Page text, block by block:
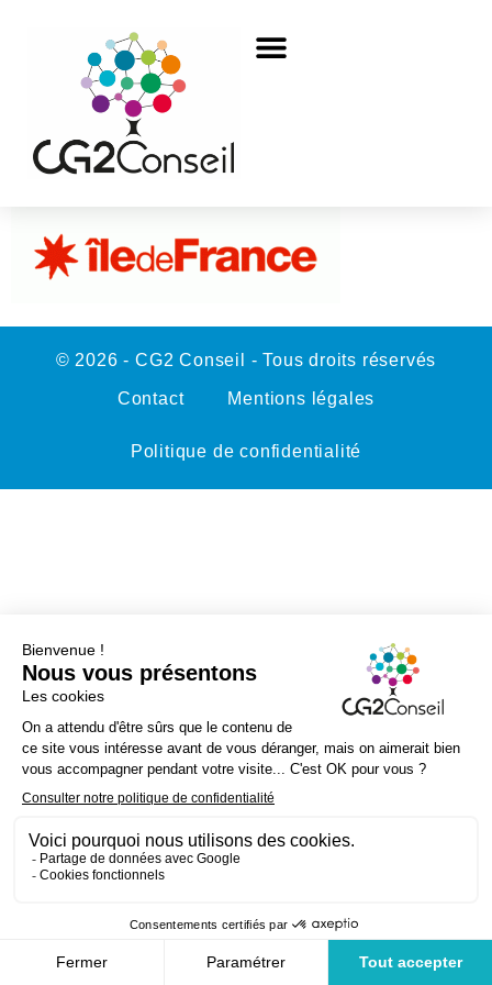
© 2026 - CG2 Conseil - Tous droits réservés
Contact Mentions légales
Politique de confidentialité